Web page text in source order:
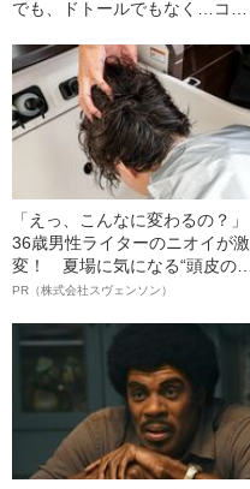
でも、ドトールでもなく…コー
したのは意外なあの“盛り”の店！
「えっ、こんなに変わるの？」
36歳男性ライターのニオイが激
変！ 夏場に気になる“頭皮のニ
オイ”や“ベタつき”を解消す
ト”が生み出した徹底ケアとは
PR（株式会社スヴェンソン）